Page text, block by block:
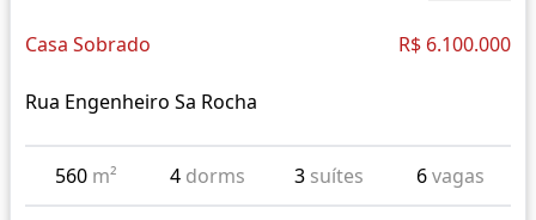
Casa Sobrado R$ 6.100.000
Rua Engenheiro Sa Rocha
560 m² 4 dorms 3 suítes 6vagas